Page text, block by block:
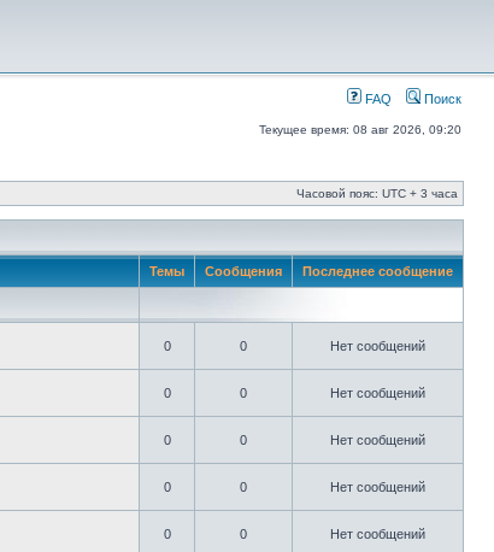
FAQ Поиск
Текущее время: 08 авг 2026, 09:20
Часовой пояс: UTC + 3 часа
Темы Сообщения Последнее сообщение
0 0 Нет сообщений
0 0 Нет сообщений
0 0 Нет сообщений
0 0 Нет сообщений
0 0 Нет сообщений